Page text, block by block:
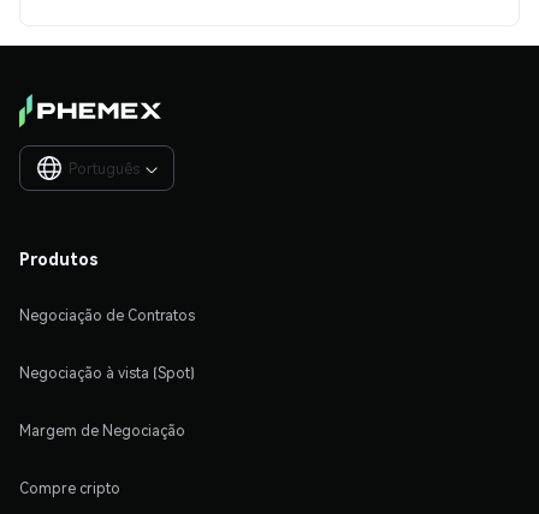
Português 
Produtos
Negociação de Contratos
Negociação à vista (Spot)
Margem de Negociação
Compre cripto